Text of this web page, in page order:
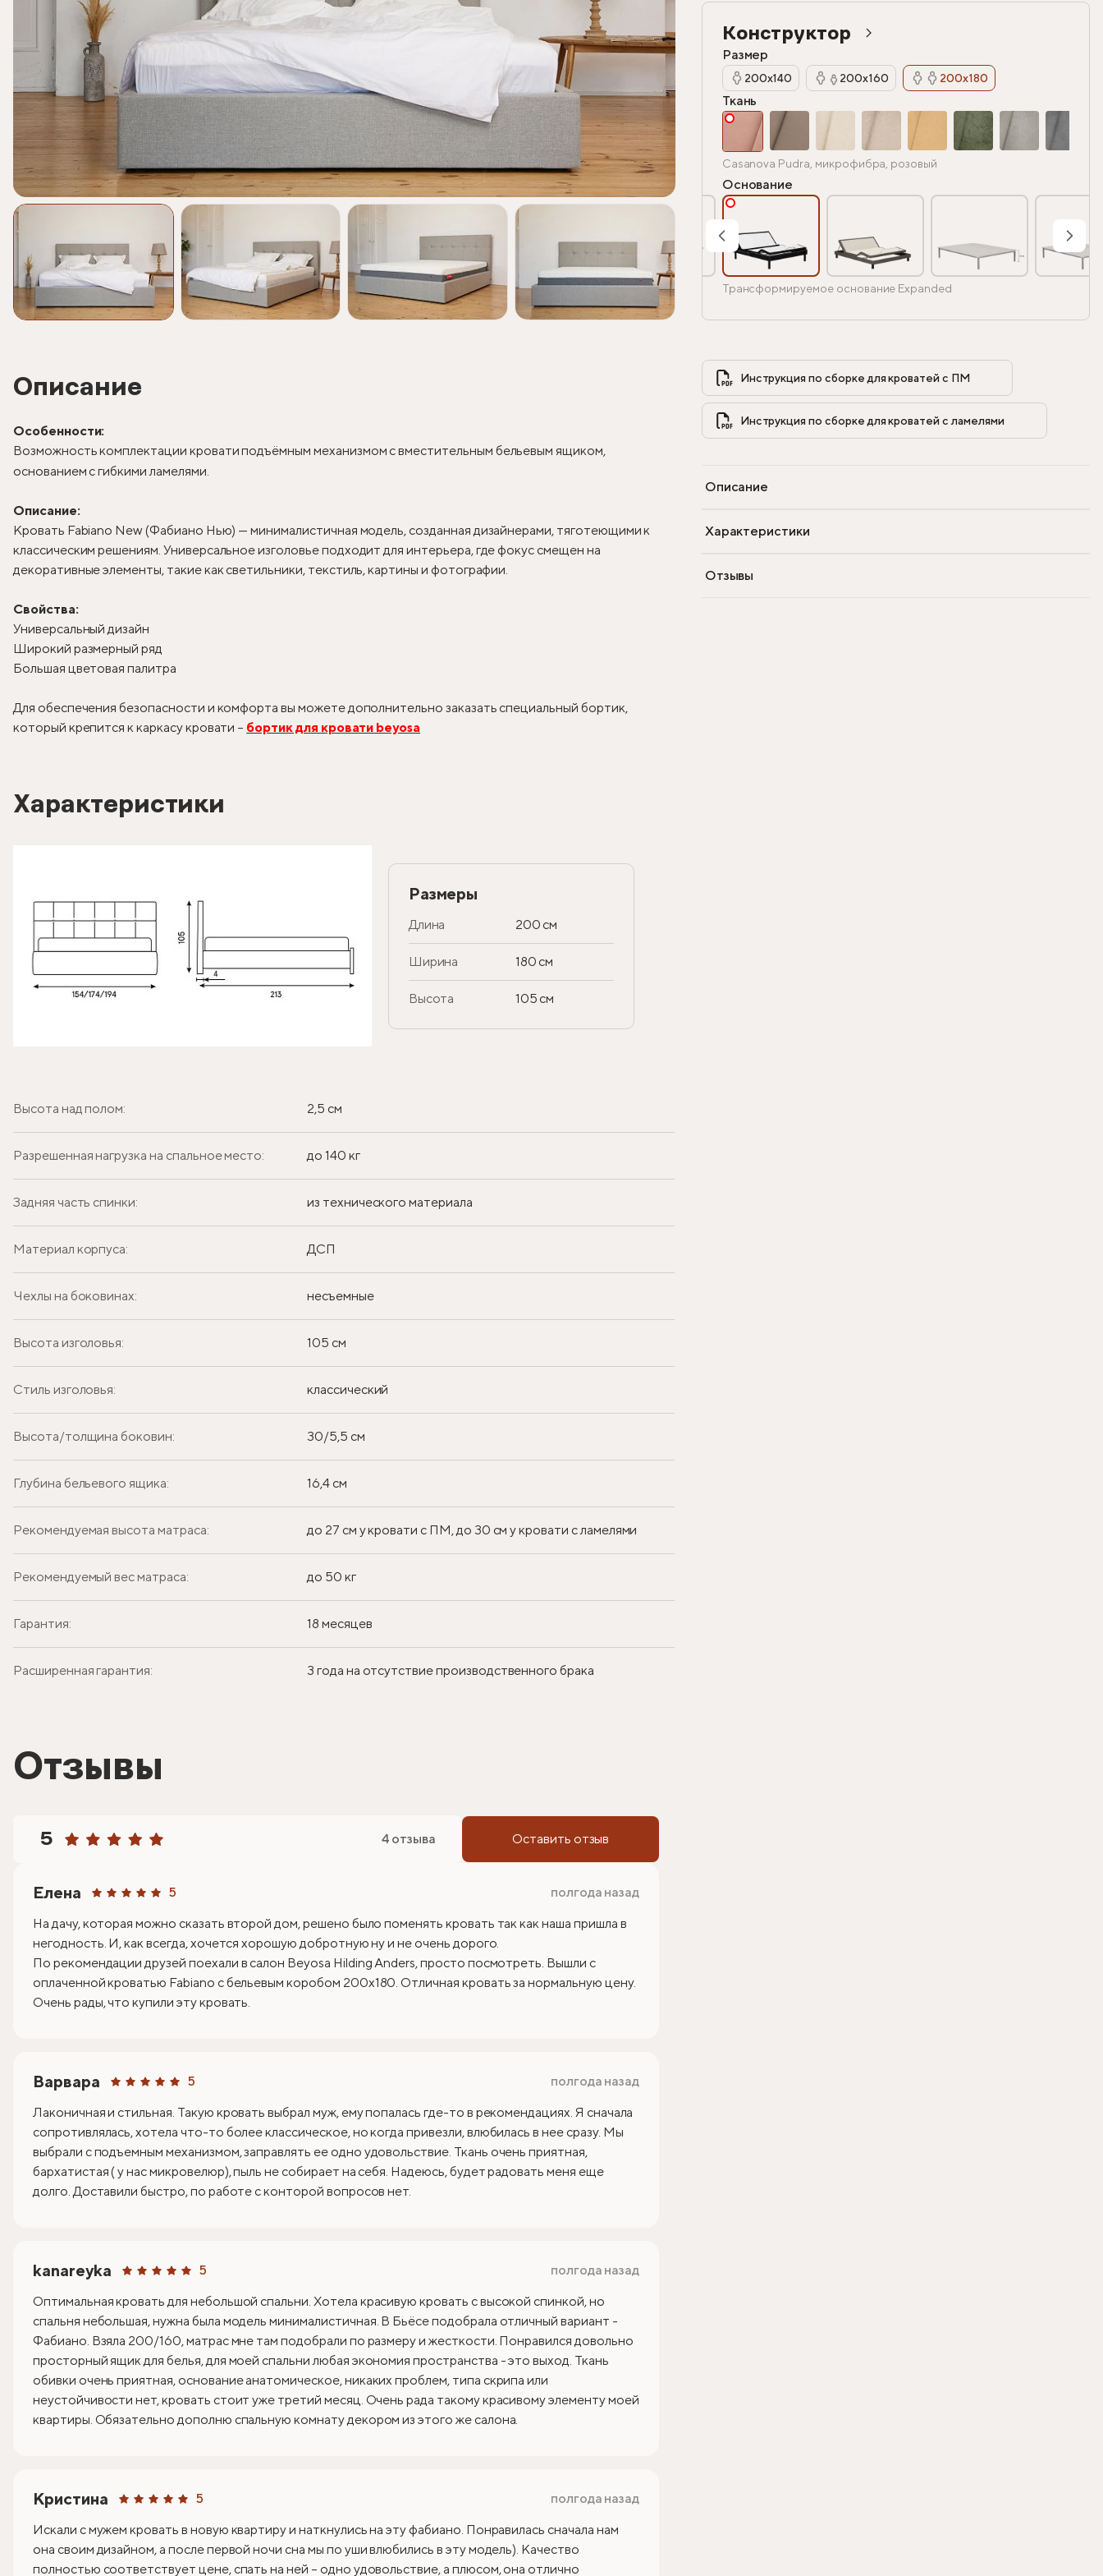
Описание
Особенности:
Возможность комплектации кровати подъёмным механизмом с вместительным бельевым ящиком,
основанием с гибкими ламелями.
Описание:
Кровать Fabiano New (Фабиано Нью) — минималистичная модель, созданная дизайнерами, тяготеющими к
классическим решениям. Универсальное изголовье подходит для интерьера, где фокус смещен на
декоративные элементы, такие как светильники, текстиль, картины и фотографии.
Свойства:
Универсальный дизайн
Широкий размерный ряд
Большая цветовая палитра
Для обеспечения безопасности и комфорта вы можете дополнительно заказать специальный бортик,
который крепится к каркасу кровати – бортик для кровати beyosa
Характеристики
Размеры
Длина 200 см
Ширина 180 см
Высота 105 см
Высота над полом: 2,5 см
Разрешенная нагрузка на спальное место: до 140 кг
Задняя часть спинки: из технического материала
Материал корпуса: ДСП
Чехлы на боковинах: несъемные
Высота изголовья: 105 см
Стиль изголовья: классический
Высота/толщина боковин: 30/5,5 см
Глубина бельевого ящика: 16,4 см
Рекомендуемая высота матраса: до 27 см у кровати с ПМ, до 30 см у кровати с ламелями
Рекомендуемый вес матраса: до 50 кг
Гарантия: 18 месяцев
Расширенная гарантия: 3 года на отсутствие производственного брака
Конструктор
Размер
200х140 200х160 200х180
Ткань
Casanova Pudra, микрофибра, розовый
Основание
Трансформируемое основание Expanded
Инструкция по сборке для кроватей с ПМ
Инструкция по сборке для кроватей с ламелями
Описание
Характеристики
Отзывы
Отзывы
5 4 отзыва Оставить отзыв
Елена 5
полгода назад
На дачу, которая можно сказать второй дом, решено было поменять кровать так как наша пришла в
негодность. И, как всегда, хочется хорошую добротную ну и не очень дорого.
По рекомендации друзей поехали в салон Beyosa Hilding Anders, просто посмотреть. Вышли с
оплаченной кроватью Fabiano с бельевым коробом 200х180. Отличная кровать за нормальную цену.
Очень рады, что купили эту кровать.
Варвара 5
полгода назад
Лаконичная и стильная. Такую кровать выбрал муж, ему попалась где-то в рекомендациях. Я сначала
сопротивлялась, хотела что-то более классическое, но когда привезли, влюбилась в нее сразу. Мы
выбрали с подъемным механизмом, заправлять ее одно удовольствие. Ткань очень приятная,
бархатистая ( у нас микровелюр), пыль не собирает на себя. Надеюсь, будет радовать меня еще
долго. Доставили быстро, по работе с конторой вопросов нет.
kanareyka 5
полгода назад
Оптимальная кровать для небольшой спальни. Хотела красивую кровать с высокой спинкой, но
спальня небольшая, нужна была модель минималистичная. В Бьёсе подобрала отличный вариант -
Фабиано. Взяла 200/160, матрас мне там подобрали по размеру и жесткости. Понравился довольно
просторный ящик для белья, для моей спальни любая экономия пространства - это выход. Ткань
обивки очень приятная, основание анатомическое, никаких проблем, типа скрипа или
неустойчивости нет, кровать стоит уже третий месяц. Очень рада такому красивому элементу моей
квартиры. Обязательно дополню спальную комнату декором из этого же салона.
Кристина 5
полгода назад
Искали с мужем кровать в новую квартиру и наткнулись на эту фабиано. Понравилась сначала нам
она своим дизайном, а после первой ночи сна мы по уши влюбились в эту модель). Качество
полностью соответствует цене, спать на ней – одно удовольствие, а плюсом, она отлично